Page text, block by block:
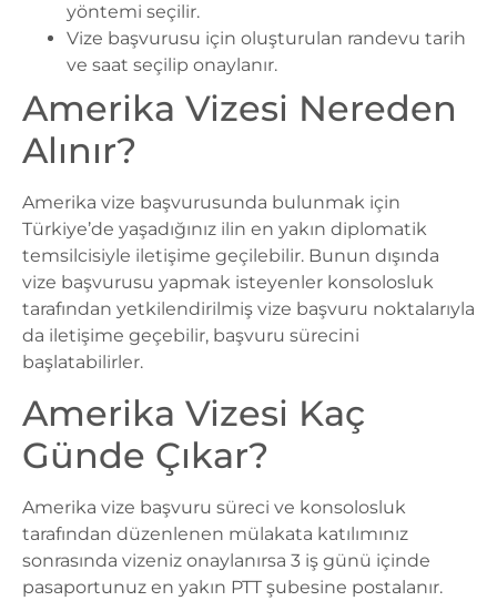
yöntemi seçilir.
Vize başvurusu için oluşturulan randevu tarih
ve saat seçilip onaylanır.
Amerika Vizesi Nereden
Alınır?
Amerika vize başvurusunda bulunmak için
Türkiye’de yaşadığınız ilin en yakın diplomatik
temsilcisiyle iletişime geçilebilir. Bunun dışında
vize başvurusu yapmak isteyenler konsolosluk
tarafından yetkilendirilmiş vize başvuru noktalarıyla
da iletişime geçebilir, başvuru sürecini
başlatabilirler.
Amerika Vizesi Kaç
Günde Çıkar?
Amerika vize başvuru süreci ve konsolosluk
tarafından düzenlenen mülakata katılımınız
sonrasında vizeniz onaylanırsa 3 iş günü içinde
pasaportunuz en yakın PTT şubesine postalanır.